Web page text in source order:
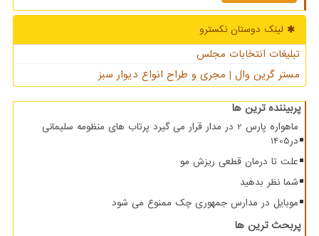
لینک دوستان نكسترو
تبلیغات انتخابات مجلس
مستر گرین وال | مجری و طراح انواع دیوار سبز
پربیننده ترین ها
ماهواره پارس 2 در مدار قرار می گیرد پرتاب های منظومه سلیمانی
در1405
علت تا درمان قطعی ریزش مو
شما نظر بدهید
موبایل در مدارس جمهوری چک ممنوع می شود
پربحث ترین ها